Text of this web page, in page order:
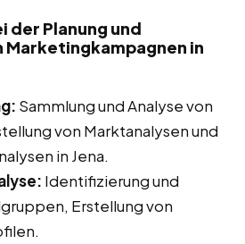
der Planung und
Marketingkampagnen in
Sammlung und Analyse von
von Marktanalysen und
in Jena.
Identifizierung und
Erstellung von